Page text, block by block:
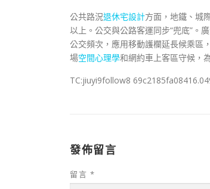
公共路況退休宅設計方面，地鐵、城
以上。公交與公路客運同步“兜底”。
公交頻次，應用移動護欄延長候乘區
場空間心理學和網約車上客區守候，
TC:jiuyi9follow8
發佈留言
留言 *